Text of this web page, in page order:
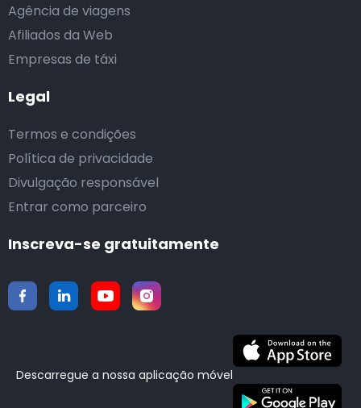
Agência de viagens
Afiliados da Web
Empresas de táxi
Legal
Termos e condições
Política de privacidade
Divulgação responsável
Entrar como parceiro
Inscreva-se gratuitamente
Descarregue a nossa aplicação móvel